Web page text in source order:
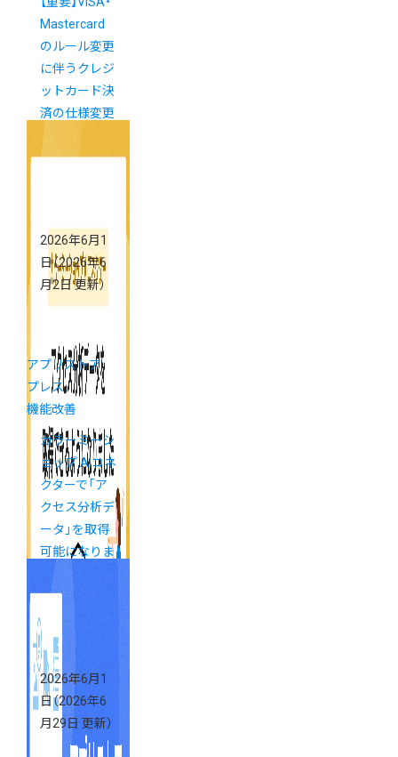
Mastercard
のルール変更
に伴うクレジ
ットカード決
済の仕様変更
（7/14更新）
2026年6月1
日（2026年6
月2日 更新）
アプリストア
プレス
機能改善
カラーミーシ
ョップ AIコネ
クターで「ア
クセス分析デ
ータ」を取得
可能になりま
2026年6月1
日 （2026年6
月29日 更新）